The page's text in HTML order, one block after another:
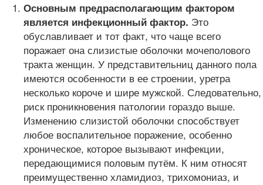
Основным предрасполагающим фактором
является инфекционный фактор. Это
обуславливает и тот факт, что чаще всего
поражает она слизистые оболочки мочеполового
тракта женщин. У представительниц данного пола
имеются особенности в ее строении, уретра
несколько короче и шире мужской. Следовательно,
риск проникновения патологии гораздо выше.
Изменению слизистой оболочки способствует
любое воспалительное поражение, особенно
хроническое, которое вызывают инфекции,
передающимися половым путём. К ним относят
преимущественно хламидиоз, трихомониаз, и